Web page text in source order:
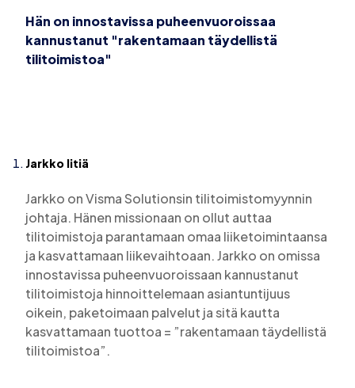
Hän on innostavissa puheenvuoroissaa
kannustanut "rakentamaan täydellistä
tilitoimistoa"
Jarkko Iitiä
Jarkko on Visma Solutionsin tilitoimistomyynnin
johtaja. Hänen missionaan on ollut auttaa
tilitoimistoja parantamaan omaa liiketoimintaansa
ja kasvattamaan liikevaihtoaan. Jarkko on omissa
innostavissa puheenvuoroissaan kannustanut
tilitoimistoja hinnoittelemaan asiantuntijuus
oikein, paketoimaan palvelut ja sitä kautta
kasvattamaan tuottoa = ”rakentamaan täydellistä
tilitoimistoa”.